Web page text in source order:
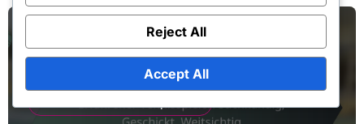
Reject All
Accept All